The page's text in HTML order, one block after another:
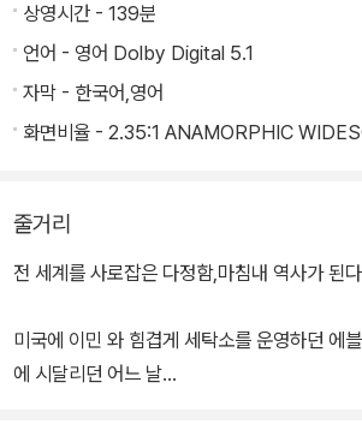
상영시간 - 139분
언어 - 영어 Dolby Digital 5.1
자막 - 한국어,영어
화면비율 - 2.35:1 ANAMORPHIC
줄거리
전 세계를 사로잡은 다정함,마침내 역사가 된
미국에 이민 와 힘겹게 세탁소를 운영하던 에
에 시달리던 어느 날